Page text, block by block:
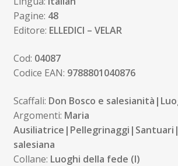
Pagine: 48
Editore: ELLEDICI – VELAR
Cod: 04087
Codice EAN: 9788801040876
Scaffali: Don Bosco e
Argomenti: Maria
salesiana
Collane: Luoghi della fede (I)